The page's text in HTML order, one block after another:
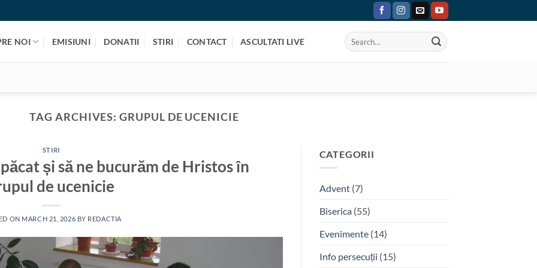
NOI EMISIUNI DONATII STIRI CONTACT ASCULTATI LIVE
TAG ARCHIVES:GRUPUL DE UCENICIE
STIRI
și să ne bucurăm de Hristos în
de ucenicie
ON MARCH 21, 2026 BY REDACTIA
CATEGORII
Advent(7)
Biserica(55)
Evenimente(14)
Info persecuții (15)